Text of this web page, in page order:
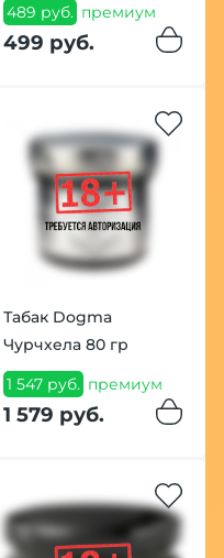
489 руб. премиум
499 руб.
Табак Dogma
Чурчхела 80 гр
1 547 руб. премиум
1 579 руб.